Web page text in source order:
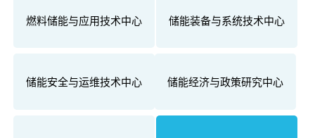
燃料储能与应用技术中心 储能装备与系统技术中心
储能安全与运维技术中心 储能经济与政策研究中心